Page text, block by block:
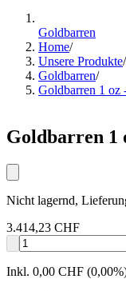
Goldbarren
Home/
Unsere Produkte/
Goldbarren/
Goldbarren 1 oz
Goldbarren 1
Nicht lagernd,
3.414,23 CHF
Inkl. 0,00 CHF